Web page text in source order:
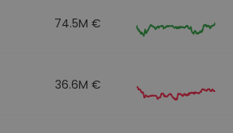
74.5M €
36.6M €